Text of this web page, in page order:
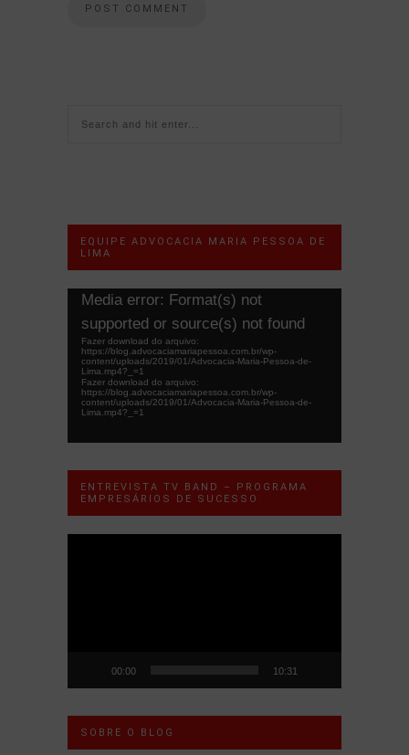
EQUIPE ADVOCACIA MARIA PESSOA DE
LIMA
Tocador
vídeo
Media error: Format(s) not
supported or source(s) not found
Fazer download do arquivo:
https://blog.advocaciamariapessoa.com.br/wp-
content/uploads/2019/01/Advocacia-Maria-Pessoa-de-
Lima.mp4?_=1
Fazer download do arquivo:
https://blog.advocaciamariapessoa.com.br/wp-
content/uploads/2019/01/Advocacia-Maria-Pessoa-de-
Lima.mp4?_=1
ENTREVISTA TV BAND – PROGRAMA
EMPRESÁRIOS DE SUCESSO
00:00 10:31
SOBRE O BLOG